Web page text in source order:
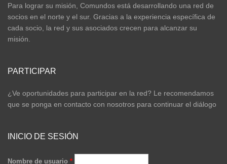
Para lograr su misión, Comundos está desarrollando una red de
socios en el norte y el sur. Gracias a la experiencia específica de
cada socio, la red y sus asociados crecen para alcanzar su
misión.
PARTICIPAR
¿Ve oportunidades para participar en la red? Le recomendamos
que se ponga en contacto con nosotros para continuar el diálogo
INICIO DE SESIÓN
Nombre de usuario *